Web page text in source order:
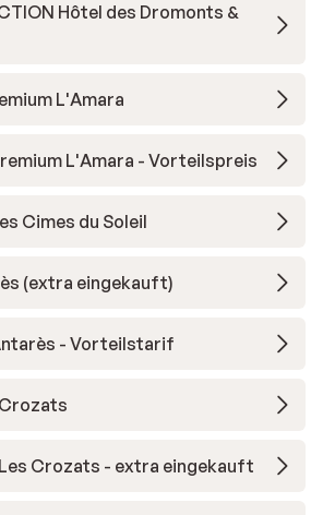
Hôtel des Dromonts &
L'Amara
L'Amara - Vorteilspreis
Cimes du Soleil
(extra eingekauft)
- Vorteilstarif
Crozats - extra eingekauft